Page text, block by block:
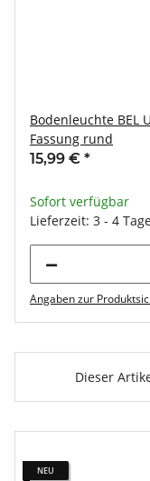
Bodenleuchte BEL
Fassung rund
15,99 € *
Sofort verfügbar
Lieferzeit: 3 - 4
Angaben zur
Dieser
NEU